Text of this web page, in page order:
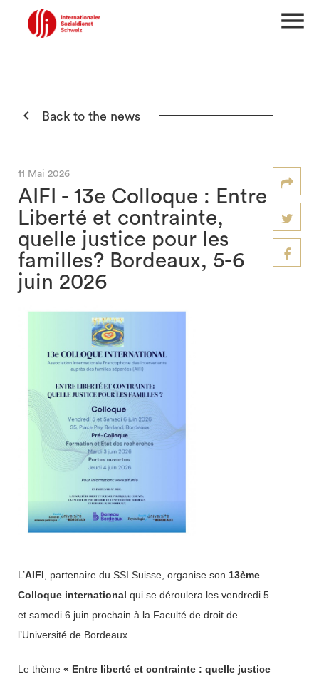
menu
 Back to the news
11 Mai 2026
AIFI - 13e Colloque : Entre
Liberté et contrainte,
quelle justice pour les
familles? Bordeaux, 5-6
juin 2026
L’AIFI , partenaire du SSI Suisse, organise son 13ème
Colloque international qui se déroulera les vendredi 5
et samedi 6 juin prochain à la Faculté de droit de
l’Université de Bordeaux.
Le thème « Entre liberté et contrainte : quelle justice